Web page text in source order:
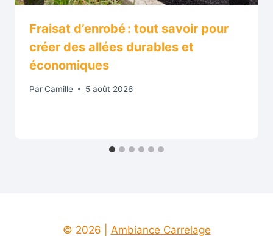
Fraisat d’enrobé : tout savoir pour
créer des allées durables et
économiques
ParCamille 5 août 2026
© 2026 | Ambiance Carrelage